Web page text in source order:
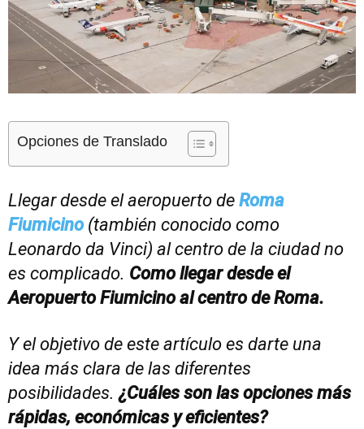
Opciones de Translado
Llegar desde el aeropuerto de Roma
Fiumicino(también conocido como
Leonardo da Vinci) al centro de la ciudad no
es complicado. Como llegar desde el
Aeropuerto Fiumicino al centro de Roma.
Y el objetivo de este artículo es darte una
idea más clara de las diferentes
posibilidades.¿Cuáles son las opciones más
rápidas, económicas y eficientes?